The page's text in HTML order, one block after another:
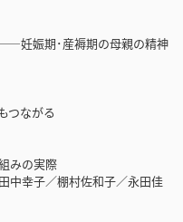
妊娠期･産褥期の母親の精神
つながる
みの実際
中幸子／棚村佐和子／永田佳